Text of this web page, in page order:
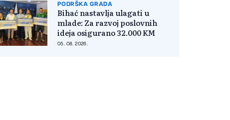
PODRŠKA GRADA
Bihać nastavlja ulagati u
mlade: Za razvoj poslovnih
ideja osigurano 32.000 KM
05. 08. 2026.